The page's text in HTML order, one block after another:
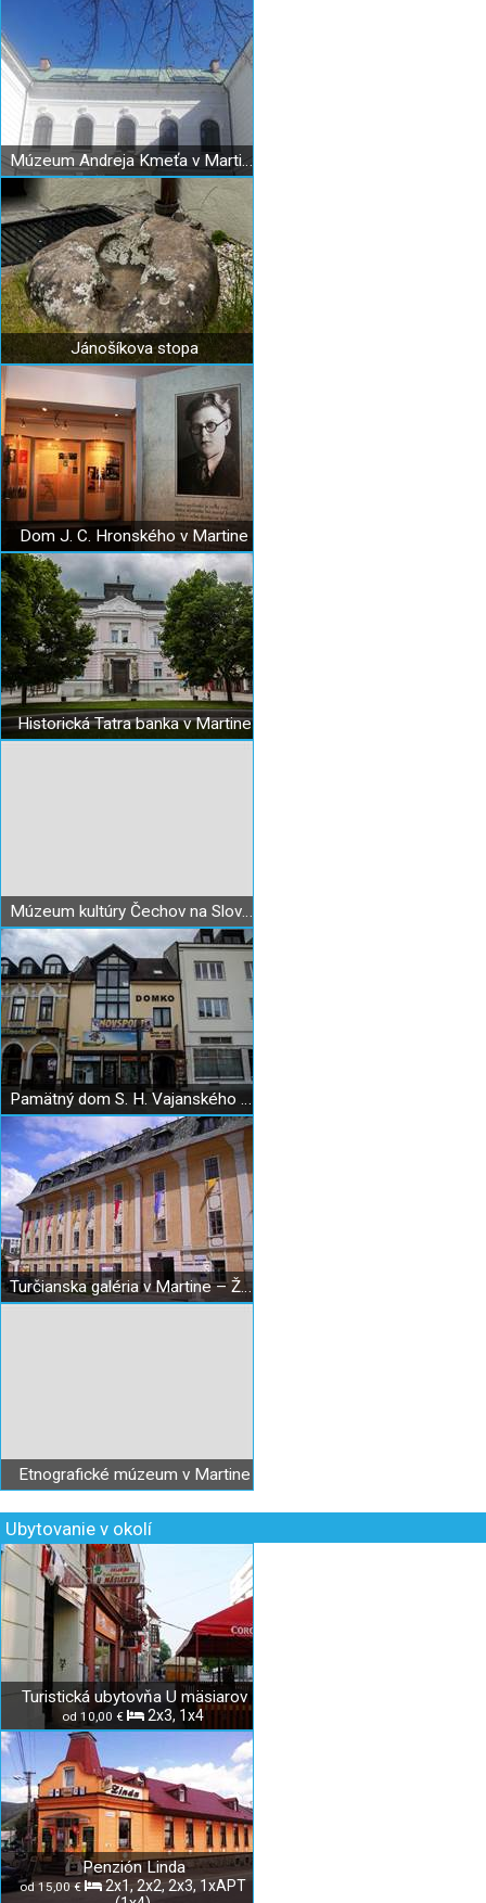
Múzeum Andreja Kmeťa v Martine
Jánošíkova stopa
Dom J. C. Hronského v Martine
Historická Tatra banka v Martine
Múzeum kultúry Čechov na Slovensku
Pamätný dom S. H. Vajanského v Martine
Turčianska galéria v Martine – Župný dom
Etnografické múzeum v Martine
Ubytovanie v okolí
Turistická ubytovňa U mäsiarov
od 10,00 € 2x3, 1x4
Penzión Linda
od 15,00 €
2x1, 2x2, 2x3, 1xAPT